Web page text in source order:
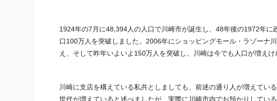
1924年の7月に48,394人の人口で川崎市が誕生し、48年後の1972年に
口100万人を突破しました。2006年にショッピングモール・ラゾーナ
え、そして昨年いよいよ150万人を突破し、川崎は今でも人口が増えけ
川崎に支店を構えている私共としましても、前述の通り人が増えてい
世代が増えていると述べましたが、実際に川崎市内でお預かりしてい